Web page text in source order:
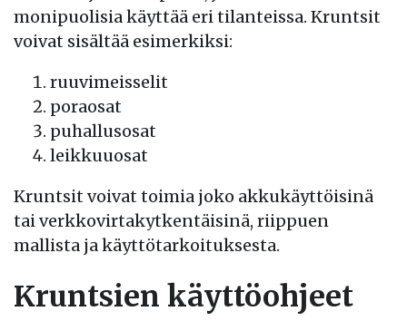
monipuolisia käyttää eri tilanteissa. Kruntsit
voivat sisältää esimerkiksi:
ruuvimeisselit
poraosat
puhallusosat
leikkuuosat
Kruntsit voivat toimia joko akkukäyttöisinä
tai verkkovirtakytkentäisinä, riippuen
mallista ja käyttötarkoituksesta.
Kruntsien käyttöohjeet